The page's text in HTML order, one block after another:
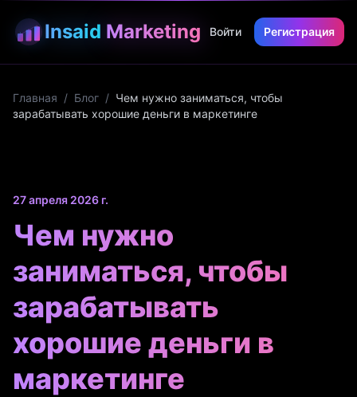
Insaid Marketing Войти Регистрация
Главная / Блог / Чем нужно заниматься, чтобы
зарабатывать хорошие деньги в маркетинге
27 апреля 2026 г.
Чем нужно
заниматься, чтобы
зарабатывать
хорошие деньги в
маркетинге